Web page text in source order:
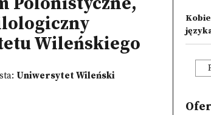
Wileńskiego
Uniwersytet Wileński